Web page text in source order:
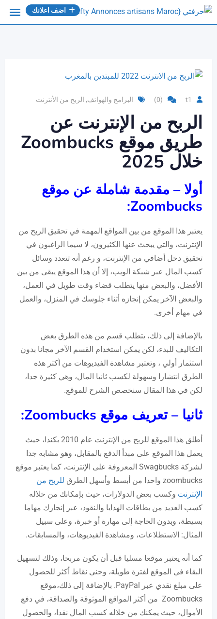
Skip
اضف اعلانك
t1
(0) البرامج والهواتف, الربح من الأنترنت
الربح من الإنترنت عن
طريق موقع Zoombucks
خلال 2025
أولا – مقدمة شاملة عن موقع
Zoombucks
:
يعتبر هذا الموقع من بين المواقع المهمة في تحقيق الربح من
الإنترنت، والتي يبحث عنها الكثيرون، لا سيما الراغبون في
تحقيق دخل أضافي من الإنترنت، و رغم أنه تتعدد وسائل
كسب المال عبر شبكة الويب، إلا أن هذا الموقع يبقى من بين
الأفضل، والبعض منها يتطلب قضاء وقت طويل في العمل،
والبعض الآخر يمكن إنجازه أثناء جلوسك في المنزل، والعمل
في مهام أخرى.
بالإضافة إلى ذلك، يتطلب قسم من هذه الطرق بعض
التكاليف للبدء، لكن يمكن استخدام القسم الآخر مجانا بدون
استثمار أولي ، وتعتبر مشاهدة الفيديوهات من أكثر هذه
الطرق انتشارا وسهولة لكسب ثانيا المال، وهي كثيرة جدا،
لكن في هذا المقال سنخصص الشرح للموقع.
ثانيا – تعريف موقع Zoombucks
:
أطلق هذا الموقع للربح من الإنترنت عام 2010 بكندا، حيث
يعمل هذا الموقع على مبدأ الدفع بالمقابل، وهو مشابه جدا
لشركة Swagbucks المعروفة على الإنترنت، كما يعتبر موقع
zoombucks واحدا من أبسط وأسهل الطرق
للربح من
الإنترنت وكسب بعض الدولارات، حيث بإمكانك من خلاله
كسب العديد من بطاقات الهدايا والنقود، عبر إنجازك مهاما
بسيطة، وبدون الحاجة إلى مهارة أو خبرة، وعلى سبيل
المثال: الاستطلاعات، ومشاهدة الفيديوهات، والمسابقات.
كما أنه يعتبر موقعا مسليا قبل أن يكون مربحا، وذلك لتسهيل
البقاء في الموقع لفترة طويلة، وجني نقاط أكثر للحصول
على مبلغ نقدي عبر PayPal. بالإضافة إلى ذلك،موقع
Zoombucks من أكثر المواقع الموثوقة والصداقة، في دفع
الأموال، حيث يمكنك من خلاله كسب المال نقدا، والحصول